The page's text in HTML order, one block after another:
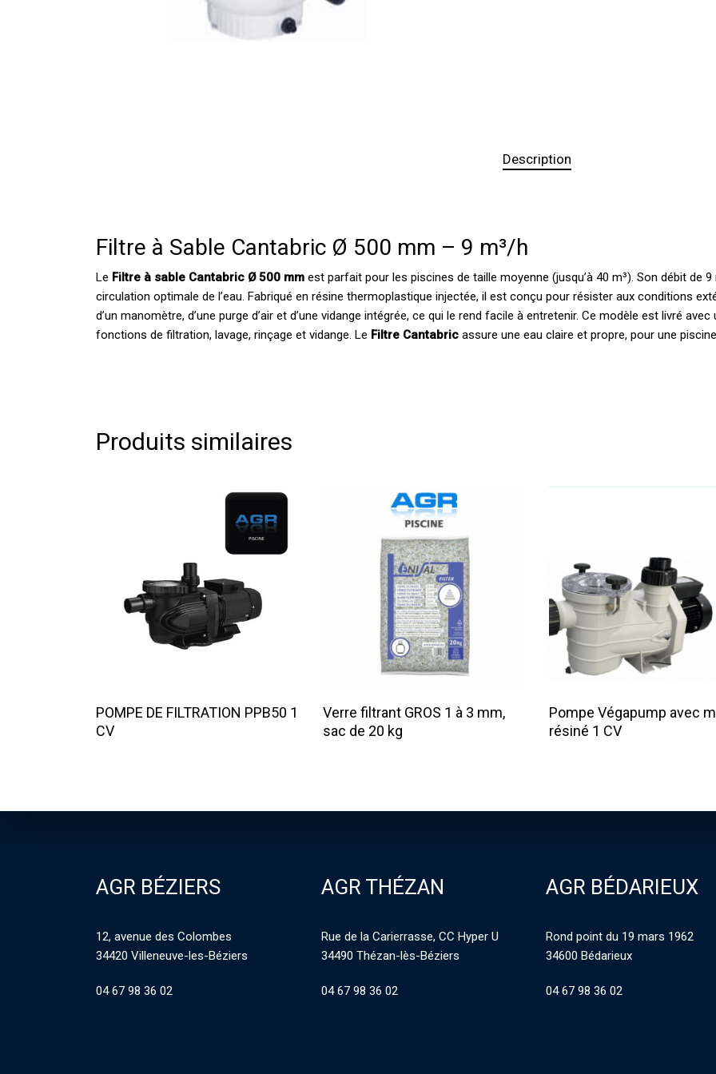
Description
Filtre à Sable Cantabric Ø 500 mm – 9 m³/h
Le Filtre à sable Cantabric Ø 500 mm est parfait pour les piscines de taille moyenne (jusqu’à 40 m³). Son débit de
circulation optimale de l’eau. Fabriqué en résine thermoplastique injectée, il est conçu pour résister aux conditions
d’un manomètre, d’une purge d’air et d’une vidange intégrée, ce qui le rend facile à entretenir. Ce modèle est livré
fonctions de filtration, lavage, rinçage et vidange. Le Filtre Cantabric assure une eau claire et propre, pour une
Produits similaires
Lire La Suite
POMPE DE FILTRATION PPB50 1
CV
Lire La Suite
Verre filtrant GROS 1 à 3 mm,
sac de 20 kg
Pompe Végapump avec
résiné 1 CV
AGR BÉZIERS
12, avenue des Colombes
34420 Villeneuve-les-Béziers
04 67 98 36 02
AGR THÉZAN
Rue de la Carierrasse, CC Hyper U
34490 Thézan-lès-Béziers
04 67 98 36 02
AGR BÉDARIEUX
Rond point du 19 mars 1962
34600 Bédarieux
04 67 98 36 02